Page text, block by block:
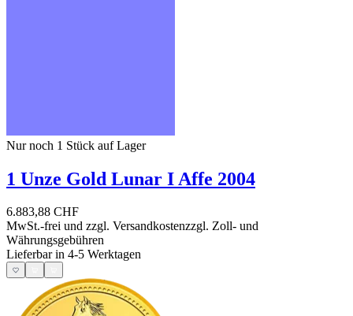
Nur noch 1 Stück auf Lager
1 Unze Gold Lunar I Affe 2004
6.883,88 CHF
MwSt.-frei und zzgl. Versandkostenzzgl. Zoll- und
Währungsgebühren
Lieferbar in 4-5 Werktagen